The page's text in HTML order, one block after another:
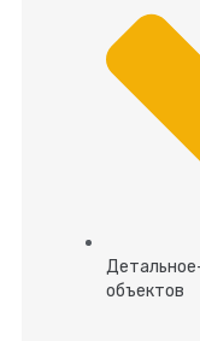
объектов